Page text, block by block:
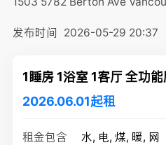
发布时间 2026-05-29 20:37
1睡房 1浴室 1客厅 全功
2026.06.01起租
租金包含
水, 电, 煤, 暖, 网